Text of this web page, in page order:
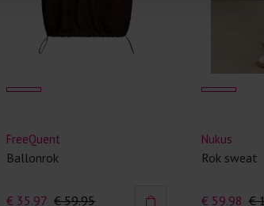
FreeQuent
Ballonrok
€ 35.97 € 59.95
Nukus
Rok sweat
€ 59.98 €